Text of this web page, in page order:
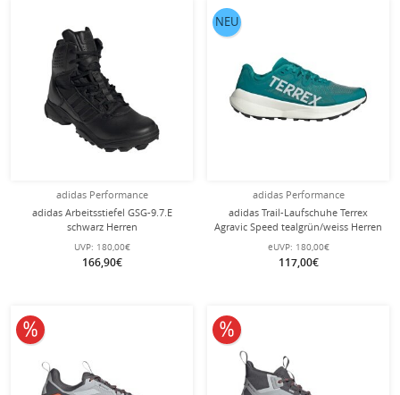
adidas Performance
adidas Arbeitsstiefel GSG-9.7.E
schwarz Herren
UVP: 180,00€
166,90€
adidas Performance
adidas Trail-Laufschuhe Terrex
Agravic Speed tealgrün/weiss Herren
eUVP: 180,00€
117,00€
NEU
10% reduziert 10% reduziert